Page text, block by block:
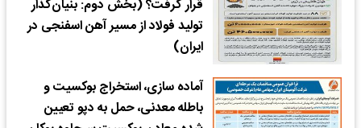
قرار گرفت؟ (بخش دوم: بنیان‌گذار
تولید فولاد از مسیر آهن اسفنجی در
ایران)
آماده سازی، استخراج بوکسیت و
باطله معدنی، حمل به دپو تعیین